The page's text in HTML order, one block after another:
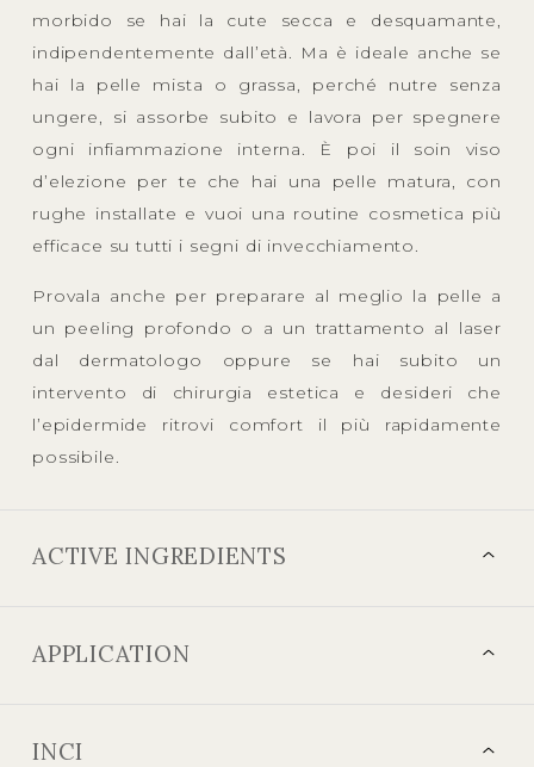
morbido se hai la cute secca e desquamante,
indipendentemente dall’età. Ma è ideale anche se
hai la pelle mista o grassa, perché nutre senza
ungere, si assorbe subito e lavora per spegnere
ogni infiammazione interna. È poi il soin viso
d’elezione per te che hai una pelle matura, con
rughe installate e vuoi una routine cosmetica più
efficace su tutti i segni di invecchiamento.
Provala anche per preparare al meglio la pelle a
un peeling profondo o a un trattamento al laser
dal dermatologo oppure se hai subito un
intervento di chirurgia estetica e desideri che
l’epidermide ritrovi comfort il più rapidamente
possibile.
ACTIVE INGREDIENTS
APPLICATION
INCI